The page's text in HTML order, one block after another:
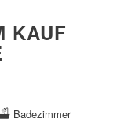
KAUF
Badezimmer